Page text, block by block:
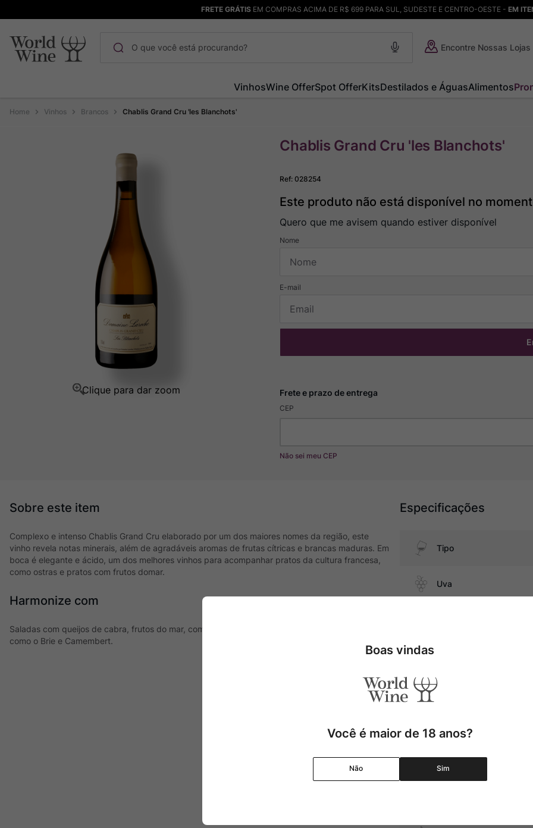
FRETE GRÁTISEM COMPRAS ACIMA DE R$ 699 PARA SUL, SUDESTE E CENTRO-OESTE - EM
Encontre Nossas Lojas
VinhosWine OfferSpot OfferKitsDestilados e ÁguasAlimentos
Vinhos Brancos Chablis Grand Cru 'les Blanchots'
Chablis Grand Cru 'les Blanchots'
Ref:028254
Este produto não está disponível no
Quero que me avisem quando estiver disponível
CEP
Não sei meu CEP
Complexo e intenso Chablis Grand Cru elaborado por um dos maiores nomes da região, este
vinho revela notas minerais, além de agradáveis aromas de frutas cítricas e brancas maduras. Em
boca é elegante e ácido, um dos melhores vinhos para acompanhar pratos da cultura francesa,
como ostras e pratos com frutos domar.
Harmonize com
Saladas com queijos de cabra, frutos do mar, como ostras, cozinha japonesa, além de queijos
como o Brie e Camembert.
Especificações
Tipo
Uva
1º Maçanita
Champagne
Ver Sacrum
Boas vindas
Você é maior de 18 anos?
Não Sim